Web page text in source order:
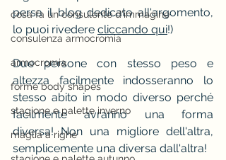
cosa fa un consulente d'immagine
consulenza armocromia
armocromia
forme body shapes
stagione e palette inverno
maglia a righe
persa il blog dedicato all'argomento,
lo puoi rivedere cliccando qui!)
Due persone con stesso peso e
altezza facilmente indosseranno lo
stesso abito in modo diverso perché
facilmente avranno una forma
diversa! Non una migliore dell'altra,
semplicemente una diversa dall'altra!